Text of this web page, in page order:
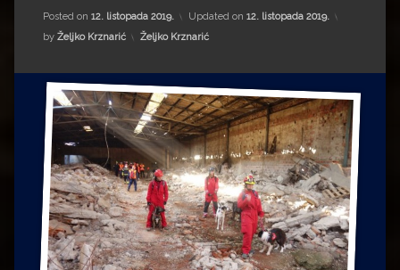
Drugi autori
Drugi autori
Matea Andrić
Ljiljana Lekanić-Kljaić
Željko Krznarić
Mario Lovreković
Miroslav Šantek
Posted on 12. listopada 2019. Updated on 12. listopada 2019.
by Željko Krznarić Kategorije:
Željko Krznarić